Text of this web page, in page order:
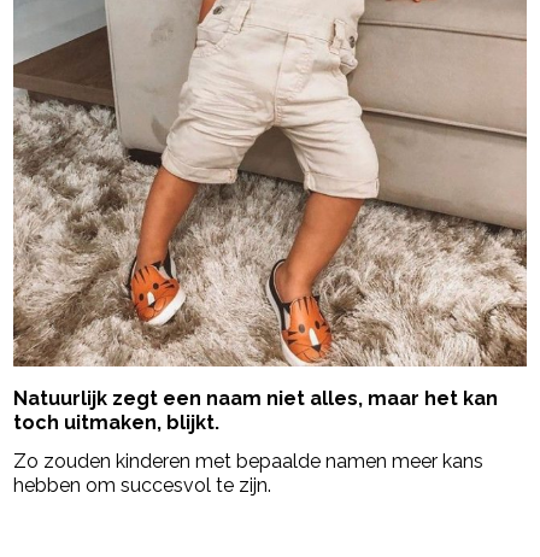
Natuurlijk zegt een naam niet alles, maar het kan
toch uitmaken, blijkt.
Zo zouden kinderen met bepaalde namen meer kans
hebben om succesvol te zijn.